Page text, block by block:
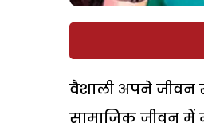
वैशाली अपने जीवन
सामाजिक जीवन में